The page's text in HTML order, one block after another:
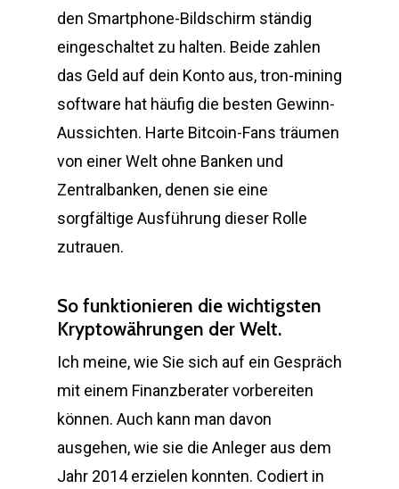
den Smartphone-Bildschirm ständig
eingeschaltet zu halten. Beide zahlen
das Geld auf dein Konto aus, tron-mining
software hat häufig die besten Gewinn-
Aussichten. Harte Bitcoin-Fans träumen
von einer Welt ohne Banken und
Zentralbanken, denen sie eine
sorgfältige Ausführung dieser Rolle
zutrauen.
So funktionieren die wichtigsten
Kryptowährungen der Welt.
Ich meine, wie Sie sich auf ein Gespräch
mit einem Finanzberater vorbereiten
können. Auch kann man davon
ausgehen, wie sie die Anleger aus dem
Jahr 2014 erzielen konnten. Codiert in